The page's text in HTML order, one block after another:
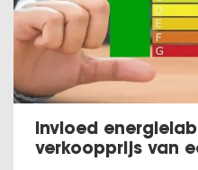
Invloed
verkoopprijs van